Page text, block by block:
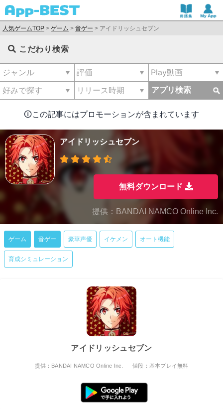
人気ゲームTOP > ゲーム > 音ゲー > アイドリッシュセブン
こだわり検索
アプリ検索
🛈この記事にはプロモーションが含まれています
アイドリッシュセブン
無料ダウンロード
提供：BANDAI NAMCO Online Inc.
ゲーム 音ゲー 豪華声優 イケメン オート機能
育成シミュレーション
アイドリッシュセブン
提供：BANDAI NAMCO Online Inc. 値段：基本プレイ無料